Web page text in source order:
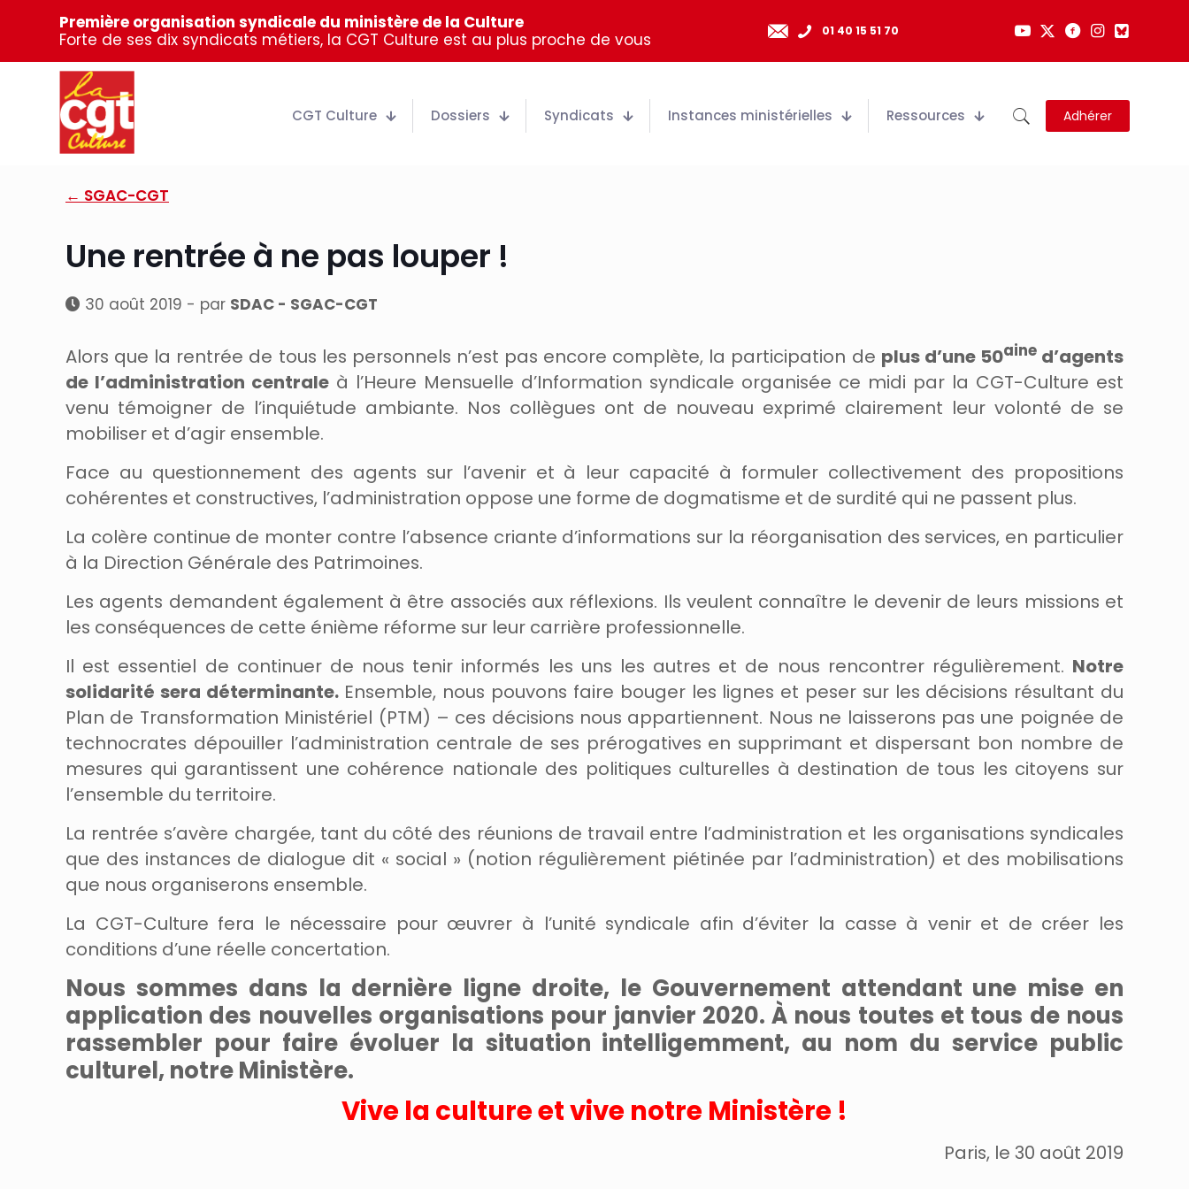
Première organisation syndicale du ministère de la Culture
Forte de ses dix syndicats métiers, la CGT Culture est au plus proche de vous
01 40 15 51 70
CGT Culture Dossiers Syndicats Instances ministérielles Ressources Adhérer
← SGAC-CGT
Une rentrée à ne pas louper !
30 août 2019 - par SDAC - SGAC-CGT
Alors que la rentrée de tous les personnels n’est pas encore complète, la participation de plus d’une 50ained’agents
de l’administration centrale à l’Heure Mensuelle d’Information syndicale organisée ce midi par la CGT-Culture est
venu témoigner de l’inquiétude ambiante. Nos collègues ont de nouveau exprimé clairement leur volonté de se
mobiliser et d’agir ensemble.
Face au questionnement des agents sur l’avenir et à leur capacité à formuler collectivement des propositions
cohérentes et constructives, l’administration oppose une forme de dogmatisme et de surdité qui ne passent plus.
La colère continue de monter contre l’absence criante d’informations sur la réorganisation des services, en particulier
à la Direction Générale des Patrimoines.
Les agents demandent également à être associés aux réflexions. Ils veulent connaître le devenir de leurs missions et
les conséquences de cette énième réforme sur leur carrière professionnelle.
Il est essentiel de continuer de nous tenir informés les uns les autres et de nous rencontrer régulièrement. Notre
solidarité sera déterminante.Ensemble, nous pouvons faire bouger les lignes et peser sur les décisions résultant du
Plan de Transformation Ministériel (PTM) – ces décisions nous appartiennent. Nous ne laisserons pas une poignée de
technocrates dépouiller l’administration centrale de ses prérogatives en supprimant et dispersant bon nombre de
mesures qui garantissent une cohérence nationale des politiques culturelles à destination de tous les citoyens sur
l’ensemble du territoire.
La rentrée s’avère chargée, tant du côté des réunions de travail entre l’administration et les organisations syndicales
que des instances de dialogue dit « social » (notion régulièrement piétinée par l’administration) et des mobilisations
que nous organiserons ensemble.
La CGT-Culture fera le nécessaire pour œuvrer à l’unité syndicale afin d’éviter la casse à venir et de créer les
conditions d’une réelle concertation.
Nous sommes dans la dernière ligne droite, le Gouvernement attendant une mise en
application des nouvelles organisations pour janvier 2020. À nous toutes et tous de nous
rassembler pour faire évoluer la situation intelligemment, au nom du service public
culturel, notre Ministère.
Vive la culture et vive notre Ministère !
Paris, le 30 août 2019